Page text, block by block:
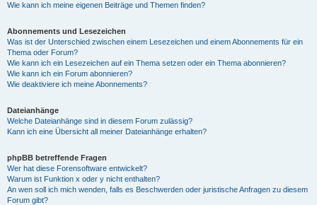
Wie kann ich meine eigenen Beiträge und Themen finden?
Abonnements und Lesezeichen
Was ist der Unterschied zwischen einem Lesezeichen und einem Abonnements für ein
Thema oder Forum?
Wie kann ich ein Lesezeichen auf ein Thema setzen oder ein Thema abonnieren?
Wie kann ich ein Forum abonnieren?
Wie deaktiviere ich meine Abonnements?
Dateianhänge
Welche Dateianhänge sind in diesem Forum zulässig?
Kann ich eine Übersicht all meiner Dateianhänge erhalten?
phpBB betreffende Fragen
Wer hat diese Forensoftware entwickelt?
Warum ist Funktion x oder y nicht enthalten?
An wen soll ich mich wenden, falls es Beschwerden oder juristische Anfragen zu diesem
Forum gibt?